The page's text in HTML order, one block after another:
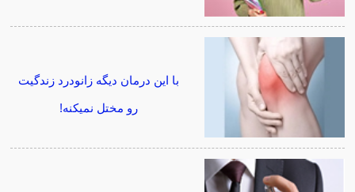
با این درمان دیگه زانودرد زندگیت
رو مختل نمیکنه!